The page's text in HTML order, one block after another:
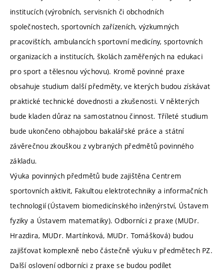
institucích (výrobních, servisních či obchodních
společnostech, sportovních zařízeních, výzkumných
pracovištích, ambulancích sportovní medicíny, sportovních
organizacích a institucích, školách zaměřených na edukaci
pro sport a tělesnou výchovu). Kromě povinné praxe
obsahuje studium další předměty, ve kterých budou získávat
praktické technické dovednosti a zkušenosti. V některých
bude kladen důraz na samostatnou činnost. Tříleté studium
bude ukončeno obhajobou bakalářské práce a státní
závěrečnou zkouškou z vybraných předmětů povinného
základu.
Výuka povinných předmětů bude zajištěna Centrem
sportovních aktivit, Fakultou elektrotechniky a informačních
technologií (Ústavem biomedicínského inženýrství, Ústavem
fyziky a Ústavem matematiky). Odborníci z praxe (MUDr.
Hrazdira, MUDr. Martínková, MUDr. Tomášková) budou
zajišťovat komplexně nebo částečně výuku v předmětech PZ.
Další oslovení odborníci z praxe se budou podílet